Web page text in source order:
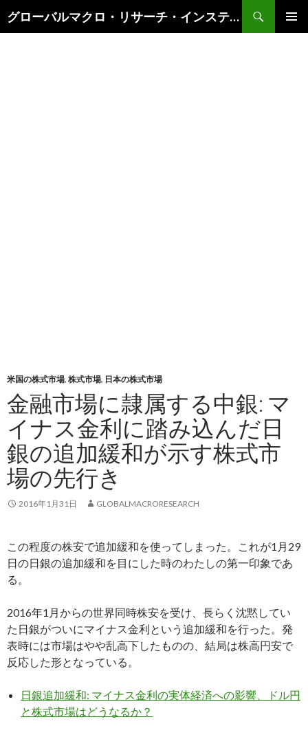
グローバルマクロ・リサーチ・インスティテュート
索
米国の株式市場, 株式市場, 日本の株式市場
金融市場に隷属する中銀: マ
イナス金利に踏み込んだ日
銀の追加緩和が示す株式市
場の先行き
2016年1月31日 GLOBALMACRORESEARCH
この程度の株安で追加緩和を使ってしまった。これが1月29
日の日銀の追加緩和を目にした時のわたしの第一印象であ
る。
2016年1月からの世界同時株安を受け、長らく沈黙してい
た日銀がついにマイナス金利という追加緩和を行った。発
表時には市場はやや乱高下したものの、結局は株高円安で
反応した形となっている。
日銀追加緩和: マイナス金利の実体経済への影響、ドル円
と株式市場はどうなるか？